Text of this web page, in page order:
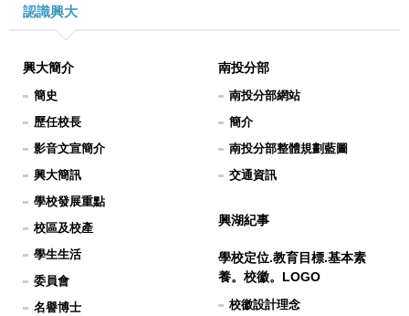
認識興大
興大簡介
簡史
歷任校長
影音文宣簡介
興大簡訊
學校發展重點
校區及校產
學生生活
委員會
名譽博士
南投分部
南投分部網站
簡介
南投分部整體規劃藍圖
交通資訊
興湖紀事
學校定位.教育目標.基本素
養。校徽。LOGO
校徽設計理念